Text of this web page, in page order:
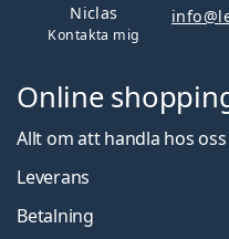
Niclas
Kontakta mig
Online
Allt om att handla hos oss
Leverans
Betalning